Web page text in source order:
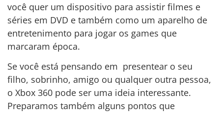
você quer um dispositivo para assistir filmes e
séries em DVD e também como um aparelho de
entretenimento para jogar os games que
marcaram época.
Se você está pensando em presentear o seu
filho, sobrinho, amigo ou qualquer outra pessoa,
o Xbox 360 pode ser uma ideia interessante.
Preparamos também alguns pontos que